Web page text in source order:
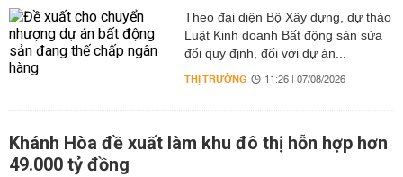
Theo đại diện Bộ Xây dựng, dự thảo
Luật Kinh doanh Bất động sản sửa
đổi quy định, đối với dự án...
THỊ TRƯỜNG 11:26 | 07/08/2026
Khánh Hòa đề xuất làm khu đô thị hỗn hợp hơn
49.000 tỷ đồng